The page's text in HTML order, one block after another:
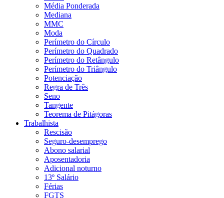
Média Ponderada
Mediana
MMC
Moda
Perímetro do Círculo
Perímetro do Quadrado
Perímetro do Retângulo
Perímetro do Triângulo
Potenciação
Regra de Três
Seno
Tangente
Teorema de Pitágoras
Trabalhista
Rescisão
Seguro-desemprego
Abono salarial
Aposentadoria
Adicional noturno
13º Salário
Férias
FGTS